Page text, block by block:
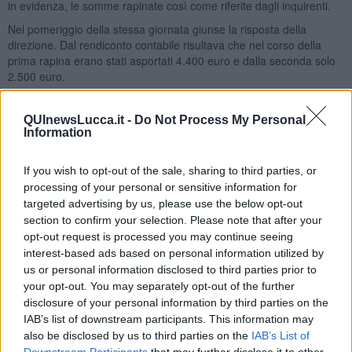
QUInewsLucca.it - Do Not Process My Personal
Information
If you wish to opt-out of the sale, sharing to third parties, or
processing of your personal or sensitive information for
targeted advertising by us, please use the below opt-out
section to confirm your selection. Please note that after your
opt-out request is processed you may continue seeing
interest-based ads based on personal information utilized by
us or personal information disclosed to third parties prior to
your opt-out. You may separately opt-out of the further
disclosure of your personal information by third parties on the
IAB’s list of downstream participants. This information may
also be disclosed by us to third parties on the IAB’s List of
in evidenza, le somme rapinate così come riferite dagli inquirenti.
Nel pomeriggio della stessa giornata giunse la risposta della
direzione. Dal rendiconto contabile risultava che nel corso della
prima rapina erano stati asportati 4.400 euro e dalla seconda solo
2.500 euro.
casco calzato il rapinatore faceva irruzione nell’ufficio pubblico
trovando all’interno la direttrice intenta a consumare la colazione di
veterano dei “colpi” agli uffici postali, mostrando sicurezza e
sangue freddo, mentre si faceva consegnare i soldi afferrò il panino
dandogli dei famelici morsi e sorseggiò il caffè. Arraffò poi il denaro
e intimando di non chiamare i Carabinieri, si allontanò
precipitosamente. La direttrice non aveva avuto ancora il tempo di
riprendersi dallo spavento quando se lo vide rispuntare davanti,
entrò nuovamente nell’ufficio dicendole: “Grazie del panino e del
caffè e scusa tanto”.
La direttrice nel raccontare le fasi della rapina ci tenne a
sottolineare più volte che il rapinatore era sicuramente un ragazzo
educato, dato che era ritornato indietro per ringraziare del panino e